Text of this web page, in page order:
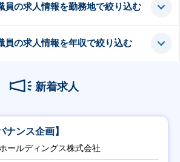
員の求人情報を勤務地で絞り込む
員の求人情報を年収で絞り込む
新着求人
ナンス企画】
ールディングス株式会社